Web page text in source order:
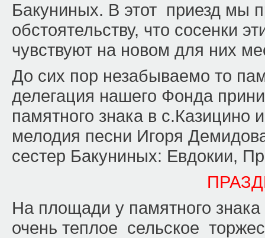
Бакуниных. В этот приезд мы
обстоятельству, что сосенки
чувствуют на новом для них
До сих пор незабываемо то
делегация нашего Фонда
памятного знака в с.Казицино
мелодия песни Игоря
сестер Бакуниных: Евдокии,
На площади у памятного
очень теплое сельское